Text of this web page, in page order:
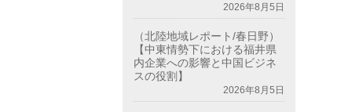
2026年8月5日
（北陸地域レポート/春日野）
【中東情勢下における福井県
内企業への影響と中国ビジネ
スの役割】
2026年8月5日